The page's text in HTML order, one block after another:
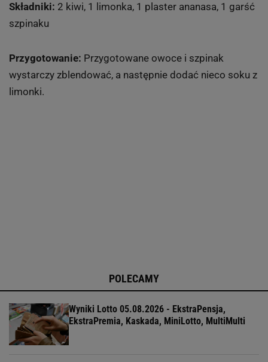
Składniki: 2 kiwi, 1 limonka, 1 plaster ananasa, 1 garść
szpinaku
Przygotowanie: Przygotowane owoce i szpinak
wystarczy zblendować, a następnie dodać nieco soku z
limonki.
POLECAMY
Wyniki Lotto 05.08.2026 - EkstraPensja,
EkstraPremia, Kaskada, MiniLotto, MultiMulti